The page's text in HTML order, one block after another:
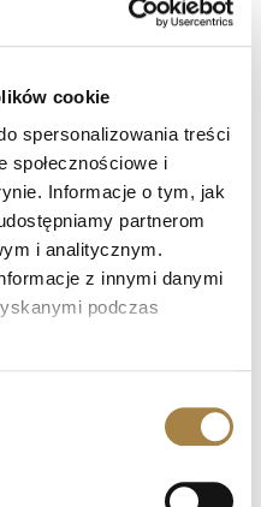
cookie
spersonalizowania treści
społecznościowe i
Informacje o tym, jak
partnerom
i analitycznym.
z innymi danymi
podczas